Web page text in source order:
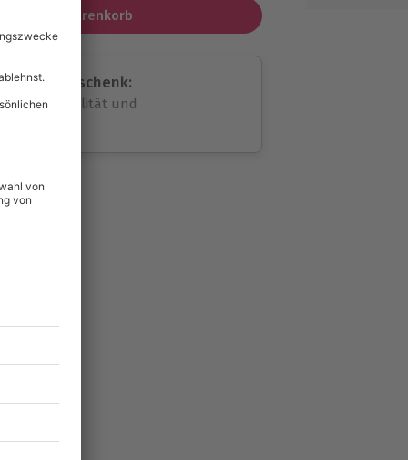
In den Warenkorb
Geschenk:
volle Flexibilität und